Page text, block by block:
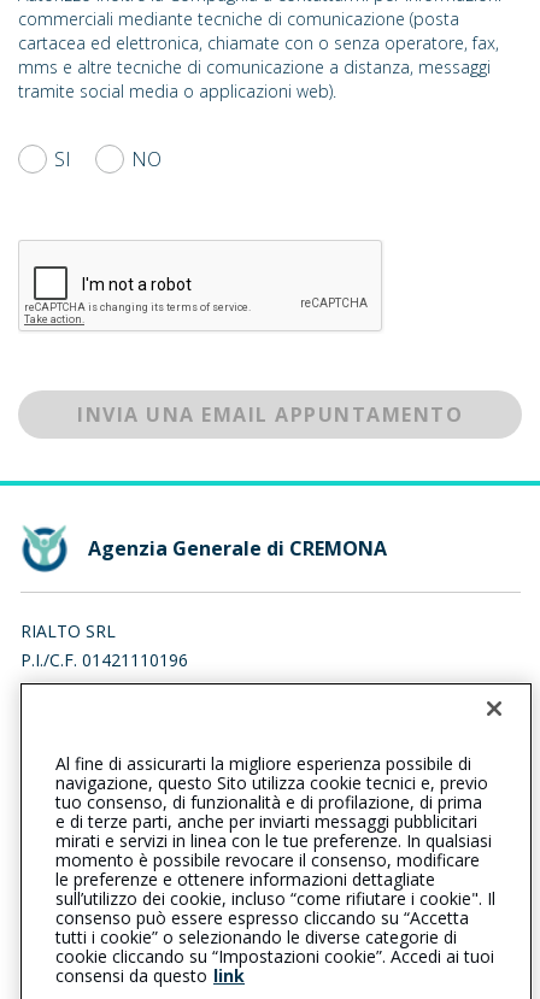
commerciali mediante tecniche di comunicazione (posta
cartacea ed elettronica, chiamate con o senza operatore, fax,
mms e altre tecniche di comunicazione a distanza, messaggi
tramite social media o applicazioni web).
SI NO
INVIA UNA EMAIL APPUNTAMENTO
Agenzia Generale di CREMONA
RIALTO SRL
P.I./C.F. 01421110196
VIA RIALTO 20/G, 26100 CREMONA (CR)
0372437494 0372450926
cremona@cattolica.it
rialtosrl@raccomandata-ar.com
L’intermediario è soggetto al controllo dell’IVASS. Consulta il
Registro RUI al seguentelink
Al fine di assicurarti la migliore esperienza possibile di
navigazione, questo Sito utilizza cookie tecnici e, previo
tuo consenso, di funzionalità e di profilazione, di prima
e di terze parti, anche per inviarti messaggi pubblicitari
mirati e servizi in linea con le tue preferenze. In qualsiasi
momento è possibile revocare il consenso, modificare
le preferenze e ottenere informazioni dettagliate
sull’utilizzo dei cookie, incluso “come rifiutare i cookie". Il
consenso può essere espresso cliccando su “Accetta
tutti i cookie” o selezionando le diverse categorie di
cookie cliccando su “Impostazioni cookie”. Accedi ai tuoi
consensi da questo link